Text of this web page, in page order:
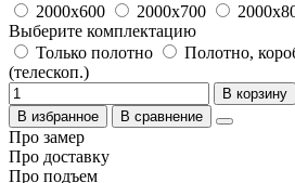
2000x600
2000x700
Выберите комплектацию
Только полотно
Полотно,
(телескоп.)
В корзину
В избранное
В сравнение
Про замер
Про доставку
Про подъем